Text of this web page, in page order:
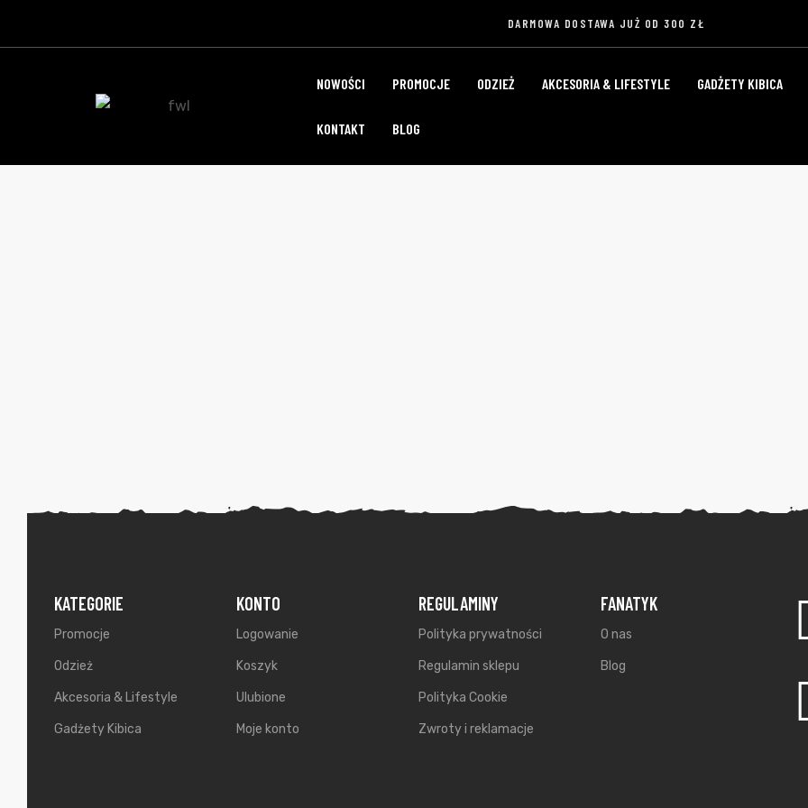
DARMOWA DOSTAWA JUŻ OD 300 ZŁ
NOWOŚCI PROMOCJE ODZIEŻ AKCESORIA & LIFESTYLE GADŻETY KIBICA
KONTAKT BLOG
KATEGORIE
Promocje
Odzież
Akcesoria & Lifestyle
Gadżety Kibica
KONTO
Logowanie
Koszyk
Ulubione
Moje konto
REGULAMINY
Polityka prywatności
Regulamin sklepu
Polityka Cookie
Zwroty i reklamacje
FANATYK
O nas
Blog